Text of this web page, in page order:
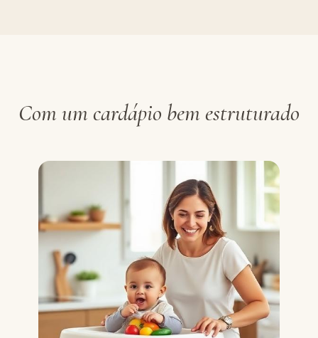
Com um cardápio bem estruturado